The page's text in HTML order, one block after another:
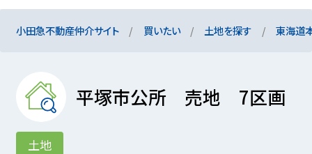
小田急不動産仲介サイト 買いたい 土地を探す 東海道
平塚市公所 売地 7区画
土地